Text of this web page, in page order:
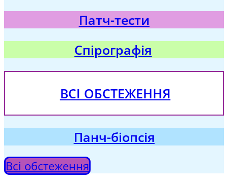
Патч-тести
Спірографія
ВСІ ОБСТЕЖЕННЯ
Панч-біопсія
Всі обстеження